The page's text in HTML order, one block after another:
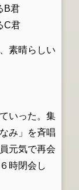
B君
C君
素晴らしい
いった。集
み」を斉唱
元気で再会
時閉会し